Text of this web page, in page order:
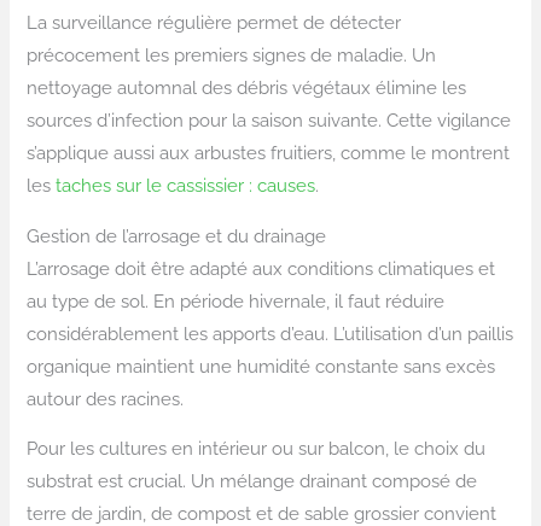
La surveillance régulière permet de détecter
précocement les premiers signes de maladie. Un
nettoyage automnal des débris végétaux élimine les
sources d’infection pour la saison suivante. Cette vigilance
s’applique aussi aux arbustes fruitiers, comme le montrent
lestaches sur le cassissier : causes.
Gestion de l’arrosage et du drainage
L’arrosage doit être adapté aux conditions climatiques et
au type de sol. En période hivernale, il faut réduire
considérablement les apports d’eau. L’utilisation d’un paillis
organique maintient une humidité constante sans excès
autour des racines.
Pour les cultures en intérieur ou sur balcon, le choix du
substrat est crucial. Un mélange drainant composé de
terre de jardin, de compost et de sable grossier convient